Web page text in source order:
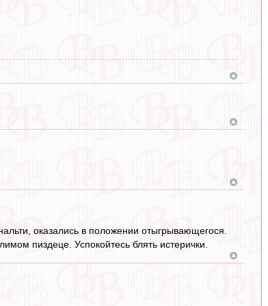
оказались в положении отыгрывающегося.
пиздеце. Успокойтесь блять истерички.